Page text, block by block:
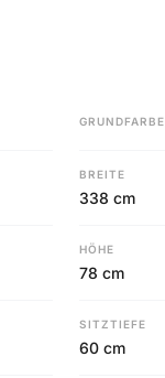
GRUNDFARBE
BREITE
338 cm
HÖHE
78 cm
SITZTIEFE
60 cm